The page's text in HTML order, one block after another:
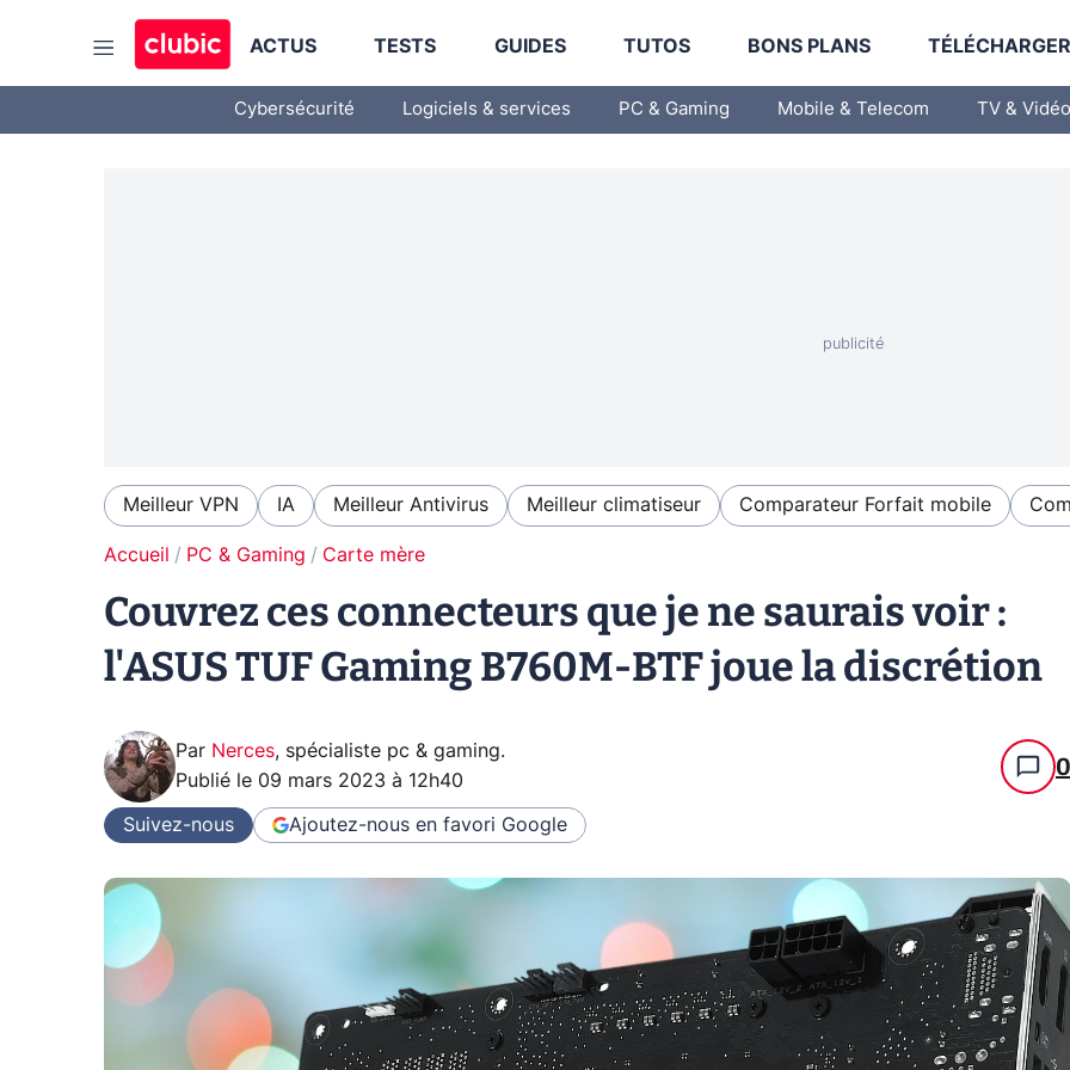
ACTUS TESTS GUIDES TUTOS BONS PLANS
Cybersécurité Logiciels & services PC & Gaming Mobile & Telecom TV & Vidéo
Meilleur VPN IA Meilleur Antivirus Meilleur climatiseur Comparateur Forfait mobile
Accueil PC & Gaming Carte mère
Couvrez ces connecteurs que je ne saurais voir :
l'ASUS TUF Gaming B760M-BTF joue la discrétion
Par Nerces, spécialiste pc & gaming.
Publié le 09 mars 2023 à 12h40 0
Suivez-nous Ajoutez-nous en favori Google